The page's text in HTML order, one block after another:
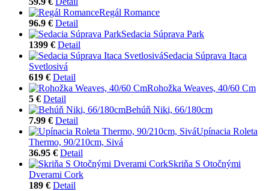
Regál Romance
96.9 € Detail
Sedacia Súprava Park
1399 € Detail
Sedacia Súprava Itaca
Svetlosivá
619 € Detail
Rohožka Weaves, 40/60 Cm
5 € Detail
Behúň Niki, 66/180cm
7.99 € Detail
Upínacia Roleta
Thermo, 90/210cm, Sivá
36.95 € Detail
Skriňa S Otočnými
Dverami Cork
189 € Detail